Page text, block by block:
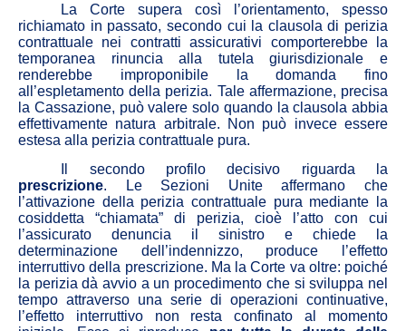
La Corte supera così l’orientamento, spesso
richiamato in passato, secondo cui la clausola di perizia
contrattuale nei contratti assicurativi comporterebbe la
temporanea rinuncia alla tutela giurisdizionale e
renderebbe improponibile la domanda fino
all’espletamento della perizia. Tale affermazione, precisa
la Cassazione, può valere solo quando la clausola abbia
effettivamente natura arbitrale. Non può invece essere
estesa alla perizia contrattuale pura.
Il secondo profilo decisivo riguarda la
prescrizione. Le Sezioni Unite affermano che
l’attivazione della perizia contrattuale pura mediante la
cosiddetta “chiamata” di perizia, cioè l’atto con cui
l’assicurato denuncia il sinistro e chiede la
determinazione dell’indennizzo, produce l’effetto
interruttivo della prescrizione. Ma la Corte va oltre: poiché
la perizia dà avvio a un procedimento che si sviluppa nel
tempo attraverso una serie di operazioni continuative,
l’effetto interruttivo non resta confinato al momento